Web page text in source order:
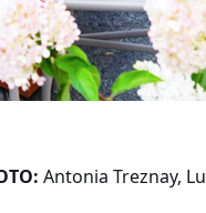
Antonia Treznay,